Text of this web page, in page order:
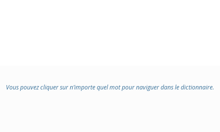
Vous pouvez cliquer sur n’importe quel mot pour naviguer dans le dictionnaire.